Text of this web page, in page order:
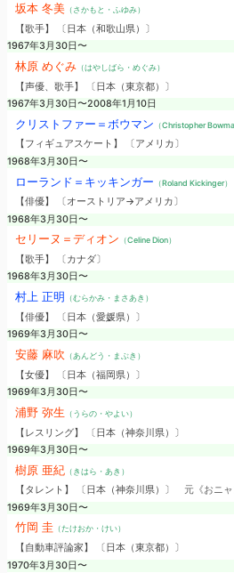
坂本 冬美（さかもと・ふゆみ）
【歌手】 〔日本（和歌山県）〕
1967年3月30日〜
林原 めぐみ（はやしばら・めぐみ）
【声優、歌手】 〔日本（東京都）〕
1967年3月30日〜2008年1月10日
クリストファー＝ボウマン （Christopher
【フィギュアスケート】 〔アメリカ〕
1968年3月30日〜
ローランド＝キッキンガー （Roland Kickinger）
【俳優】 〔オーストリア→アメリカ〕
1968年3月30日〜
セリーヌ＝ディオン （Celine Dion）
【歌手】 〔カナダ〕
1968年3月30日〜
村上 正明 （むらかみ・まさあき）
【俳優】 〔日本（愛媛県）〕
1969年3月30日〜
安藤 麻吹 （あんどう・まぶき）
【女優】 〔日本（福岡県）〕
1969年3月30日〜
浦野 弥生 （うらの・やよい）
【レスリング】 〔日本（神奈川県）〕
1969年3月30日〜
樹原 亜紀（きはら・あき）
【タレント】 〔日本（神奈川県）〕 元《おニ
1969年3月30日〜
竹岡 圭（たけおか・けい）
【自動車評論家】 〔日本（東京都）〕
1970年3月30日〜